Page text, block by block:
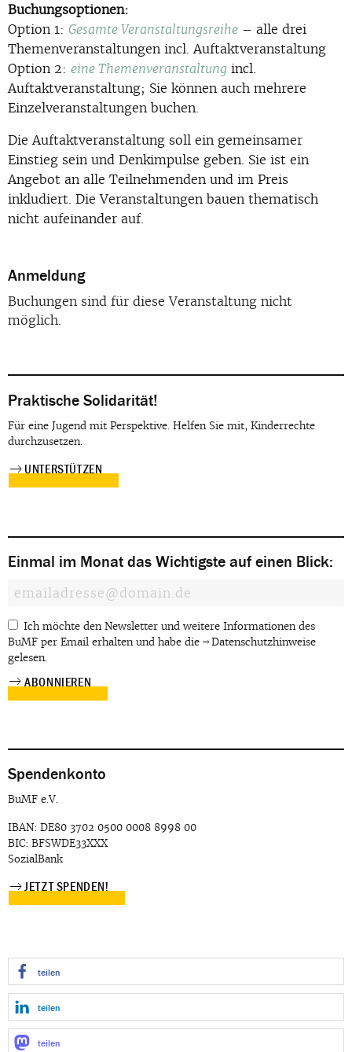
Buchungsoptionen:
Option 1: Gesamte Veranstaltungsreihe – alle drei
Themenveranstaltungen incl. Auftaktveranstaltung
Option 2: eine Themenveranstaltung incl.
Auftaktveranstaltung; Sie können auch mehrere
Einzelveranstaltungen buchen.
Die Auftaktveranstaltung soll ein gemeinsamer
Einstieg sein und Denkimpulse geben. Sie ist ein
Angebot an alle Teilnehmenden und im Preis
inkludiert. Die Veranstaltungen bauen thematisch
nicht aufeinander auf.
Anmeldung
Buchungen sind für diese Veranstaltung nicht
möglich.
Praktische Solidarität!
Für eine Jugend mit Perspektive. Helfen Sie mit, Kinderrechte
durchzusetzen.
UNTERSTÜTZEN
Einmal im Monat das Wichtigste auf einen Blick:
Ich möchte den Newsletter und weitere Informationen des
BuMF per Email erhalten und habe die
Datenschutzhinweise
gelesen.
Spendenkonto
BuMF e.V.
IBAN: DE80 3702 0500 0008 8998 00
BIC: BFSWDE33XXX
SozialBank
JETZT SPENDEN!
teilen
teilen
teilen